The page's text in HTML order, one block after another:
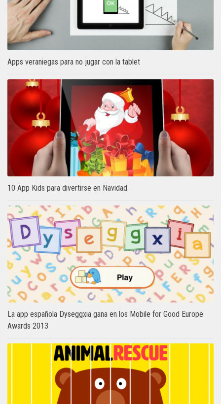
Apps veraniegas para no jugar con la tablet
10 App Kids para divertirse en Navidad
La app española Dyseggxia gana en los Mobile for Good Europe
Awards 2013